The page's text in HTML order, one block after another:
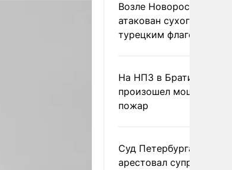
Возле Новороссийска
атакован сухогруз под
турецким флагом
На НПЗ в Братиславе
произошел мощный
пожар
Суд Петербурга заочно
арестовал супругу